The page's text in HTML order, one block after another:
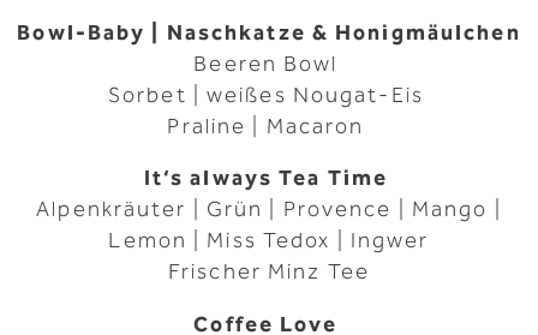
Bowl-Baby | Naschkatze & Honigmäulchen
Beeren Bowl
Sorbet | weißes Nougat-Eis
Praline | Macaron
It‘s always Tea Time
Alpenkräuter | Grün | Provence | Mango |
Lemon | Miss Tedox | Ingwer
Frischer Minz Tee
Coffee Love